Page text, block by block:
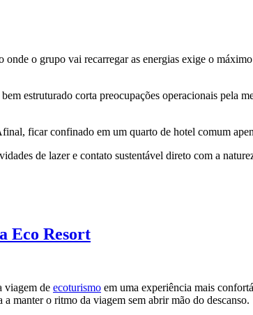
o grupo vai recarregar as energias exige o
estruturado corta preocupações operacionais pela
ficar confinado em um quarto de hotel comum
de lazer e contato sustentável direto com a
Eco Resort
viagem de ecoturismo em uma experiência mais
manter o ritmo da viagem sem abrir mão do descanso.